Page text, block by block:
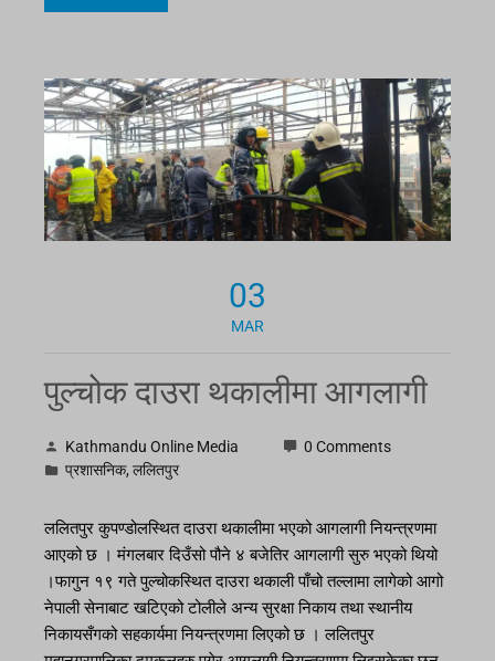
03
MAR
पुल्चोक दाउरा थकालीमा आगलागी
Kathmandu Online Media
0 Comments
प्रशासनिक, ललितपुर
ललितपुर कुपण्डोलस्थित दाउरा थकालीमा भएको आगलागी नियन्त्रणमा
आएको छ । मंगलबार दिउँसो पौने ४ बजेतिर आगलागी सुरु भएको थियो
।फागुन १९ गते पुल्चोकस्थित दाउरा थकाली पाँचो तल्लामा लागेको आगो
नेपाली सेनाबाट खटिएको टोलीले अन्य सुरक्षा निकाय तथा स्थानीय
निकायसँगको सहकार्यमा नियन्त्रणमा लिएको छ । ललितपुर